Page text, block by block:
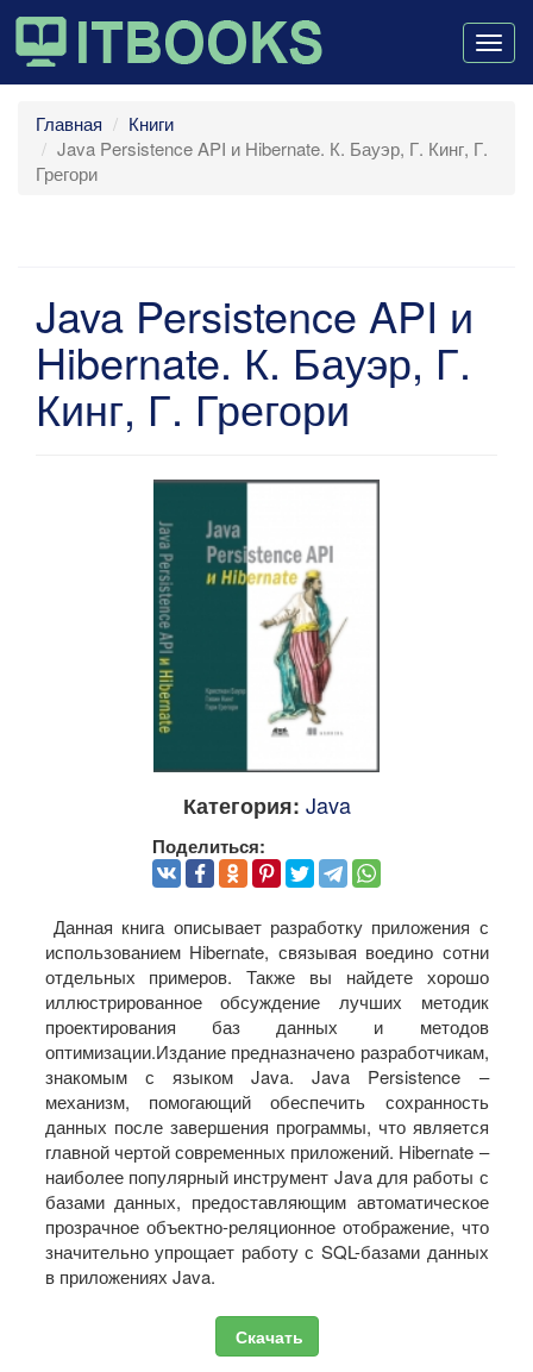
Главная
Книги
Java Persistence API и Hibernate. К. Бауэр, Г. Кинг, Г.
Грегори
Java Persistence API и
Hibernate. К. Бауэр, Г.
Кинг, Г. Грегори
Категория: Java
Поделиться:
Данная книга описывает разработку приложения с
использованием Hibernate, связывая воедино сотни
отдельных примеров. Также вы найдете хорошо
иллюстрированное обсуждение лучших методик
проектирования баз данных и методов
оптимизации.Издание предназначено разработчикам,
знакомым с языком Java. Java Persistence –
механизм, помогающий обеспечить сохранность
данных после завершения программы, что является
главной чертой современных приложений. Hibernate –
наиболее популярный инструмент Java для работы с
базами данных, предоставляющим автоматическое
прозрачное объектно-реляционное отображение, что
значительно упрощает работу с SQL-базами данных
в приложениях Java.
Скачать